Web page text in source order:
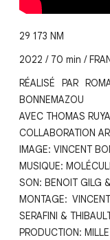
29 173 NM
2022 / 70 min /
RÉALISÉ PAR
BONNEMAZOU
AVEC THOMAS
COLLABORATION
IMAGE: VINCENT
MUSIQUE:
SON: BENOIT GILG
MONTAGE:
SERAFINI &
PRODUCTION: